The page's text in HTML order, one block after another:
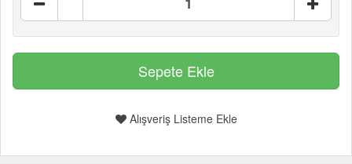
Alışveriş Listeme Ekle